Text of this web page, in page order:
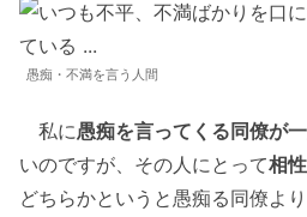
愚痴・不満を言う人間
私に愚痴を言ってくる同僚が
いのですが、その人にとって相
どちらかというと愚痴る同僚より